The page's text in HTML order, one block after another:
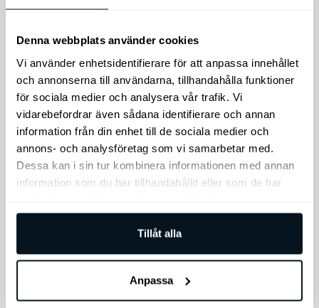
Denna webbplats använder cookies
Vi använder enhetsidentifierare för att anpassa innehållet
och annonserna till användarna, tillhandahålla funktioner
för sociala medier och analysera vår trafik. Vi
vidarebefordrar även sådana identifierare och annan
information från din enhet till de sociala medier och
annons- och analysföretag som vi samarbetar med.
Dessa kan i sin tur kombinera informationen med annan
information som du har tillhandahållit eller som de har
Tillåt alla
Anpassa
3.999kr
Lägg till i varukorg
Förvaringsväska för
Rea!
Thule EasyFold 3
dragkroksmonterad
cykelhållare
EasyFold 3 cykelhållare
Den
här
produkten
har
flera
alternativen
kan
väljas